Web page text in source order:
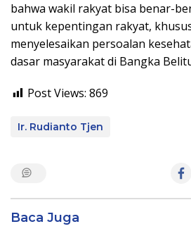
bahwa wakil rakyat bisa benar-
untuk kepentingan rakyat,
menyelesaikan persoalan
dasar masyarakat di Bangka
Post Views: 869
Ir. Rudianto Tjen
Baca Juga